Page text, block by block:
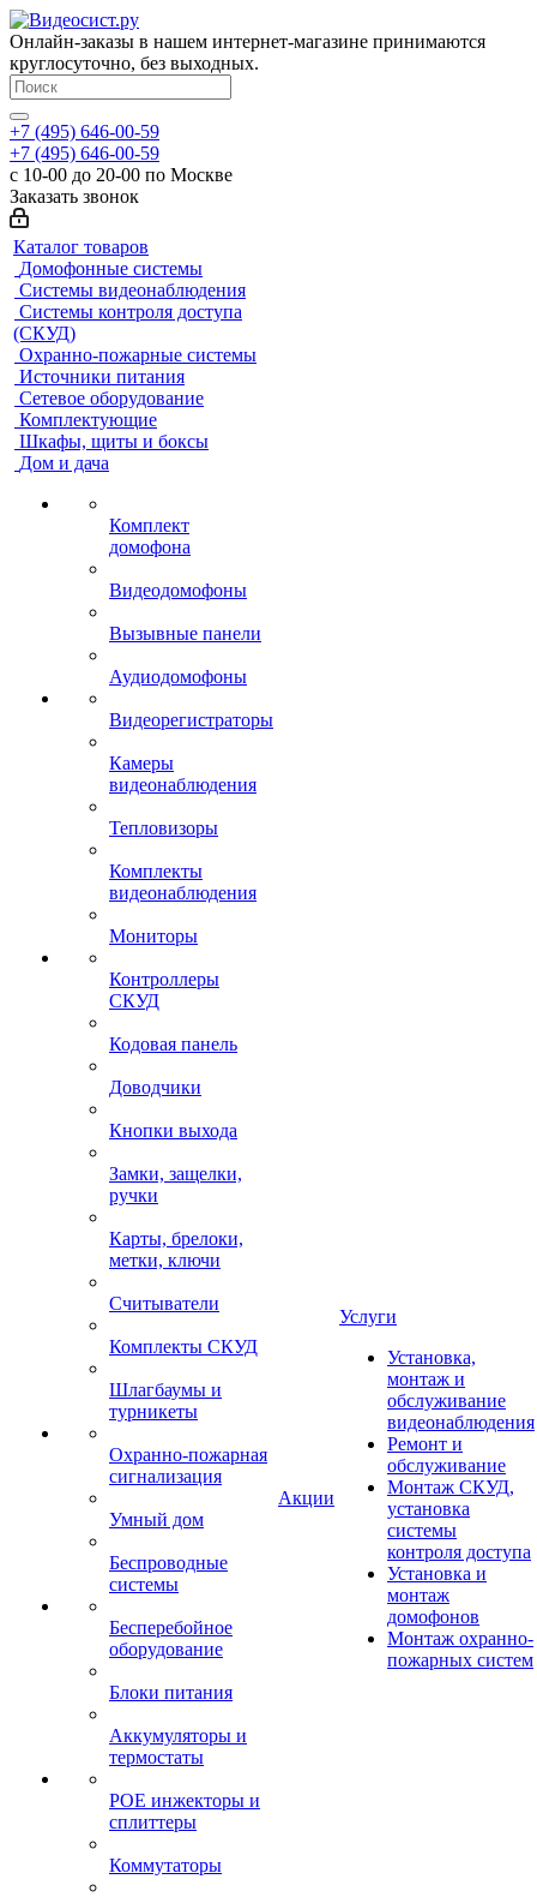
Онлайн-заказы в нашем интернет-магазине принимаются
круглосуточно, без выходных.
+7 (495) 646-00-59
+7 (495) 646-00-59
с 10-00 до 20-00 по Москве
Заказать звонок
Каталог товаров
Домофонные системы
Системы видеонаблюдения
Системы контроля доступа
(СКУД)
Охранно-пожарные системы
Источники питания
Сетевое оборудование
Комплектующие
Шкафы, щиты и боксы
Дом и дача
Комплект
домофона
Видеодомофоны
Вызывные панели
Аудиодомофоны
Видеорегистраторы
Камеры
видеонаблюдения
Тепловизоры
Комплекты
видеонаблюдения
Мониторы
Контроллеры
СКУД
Кодовая панель
Доводчики
Кнопки выхода
Замки, защелки,
ручки
Карты, брелоки,
метки, ключи
Считыватели
Комплекты СКУД
Шлагбаумы и
турникеты
Охранно-пожарная
сигнализация
Умный дом
Беспроводные
системы
Бесперебойное
оборудование
Блоки питания
Аккумуляторы и
термостаты
POE инжекторы и
сплиттеры
Коммутаторы
Акции
Услуги
Установка,
монтаж и
обслуживание
видеонаблюдения
Ремонт и
обслуживание
Монтаж СКУД,
установка
системы
контроля доступа
Установка и
монтаж
домофонов
Монтаж охранно-
пожарных систем